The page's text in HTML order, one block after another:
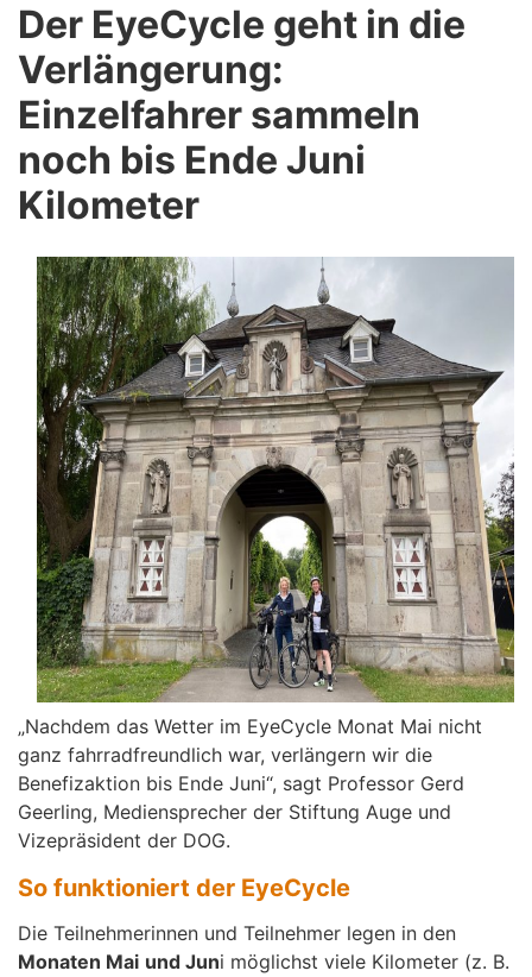
Der EyeCycle geht in die
Verlängerung:
Einzelfahrer sammeln
noch bis Ende Juni
Kilometer
„Nachdem das Wetter im EyeCycle Monat Mai nicht
ganz fahrradfreundlich war, verlängern wir die
Benefizaktion bis Ende Juni“, sagt Professor Gerd
Geerling, Mediensprecher der Stiftung Auge und
Vizepräsident der DOG.
So funktioniert der EyeCycle
Die Teilnehmerinnen und Teilnehmer legen in den
Monaten Mai und Juni möglichst viele Kilometer (z. B.